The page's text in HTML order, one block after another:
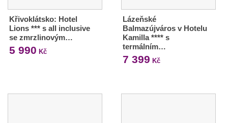
Křivoklátsko: Hotel
Lions *** s all inclusive
se zmrzlinovým…
5 990 Kč
Lázeňské
Balmazújváros v Hotelu
Kamilla **** s
termálním…
7 399 Kč